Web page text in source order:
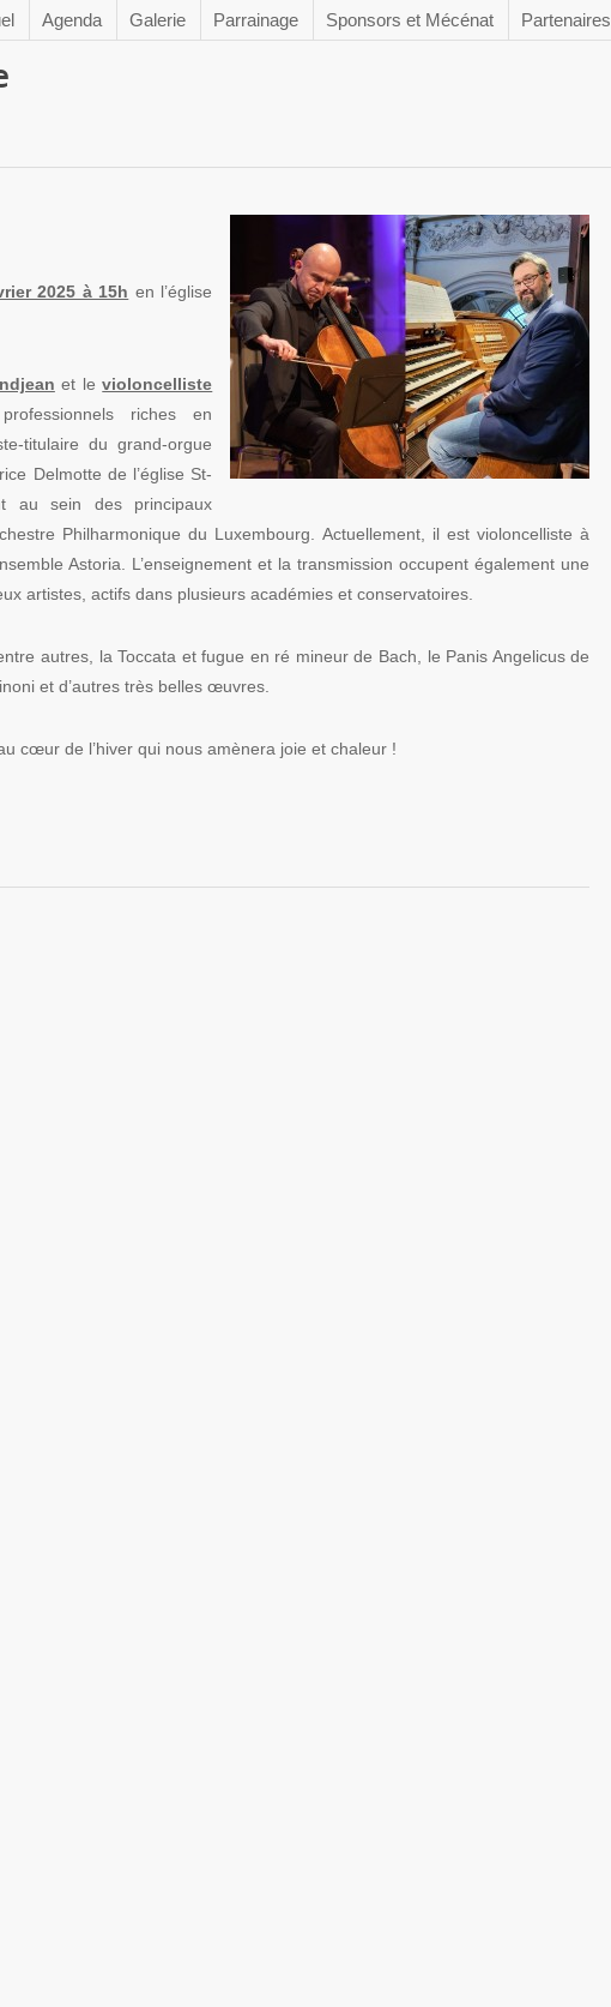
Agenda Galerie Parrainage Sponsors et Mécénat Partenaires
2025 à 15h en l’église
et levioloncelliste
riches en
titulaire du grand-orgue
Delmotte de l’église St-
au sein des principaux
Philharmonique du Luxembourg. Actuellement, il est violoncelliste à
Astoria. L’enseignement et la transmission occupent également une
artistes, actifs dans plusieurs académies et conservatoires.
autres, la Toccata et fugue en ré mineur de Bach, le Panis Angelicus de
et d’autres très belles œuvres.
cœur de l’hiver qui nous amènera joie et chaleur !